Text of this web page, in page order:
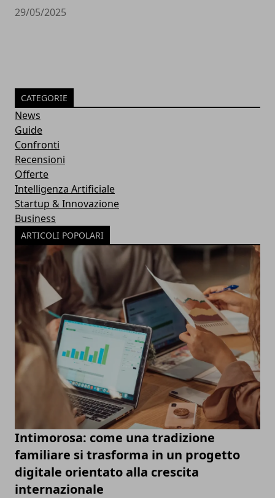
29/05/2025
CATEGORIE
News
Guide
Confronti
Recensioni
Offerte
Intelligenza Artificiale
Startup & Innovazione
Business
ARTICOLI POPOLARI
Intimorosa: come una tradizione
familiare si trasforma in un progetto
digitale orientato alla crescita
internazionale